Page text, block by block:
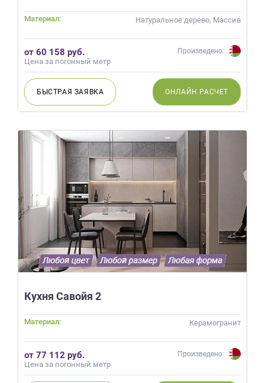
Материал: Натуральное дерево, Массив
от 60 158 руб.
Цена за погонный метр
Произведено:
БЫСТРАЯ ЗАЯВКА ОНЛАЙН РАСЧЕТ
Кухня Савойя 2
Материал: Керамогранит
от 77 112 руб.
Цена за погонный метр
Произведено: